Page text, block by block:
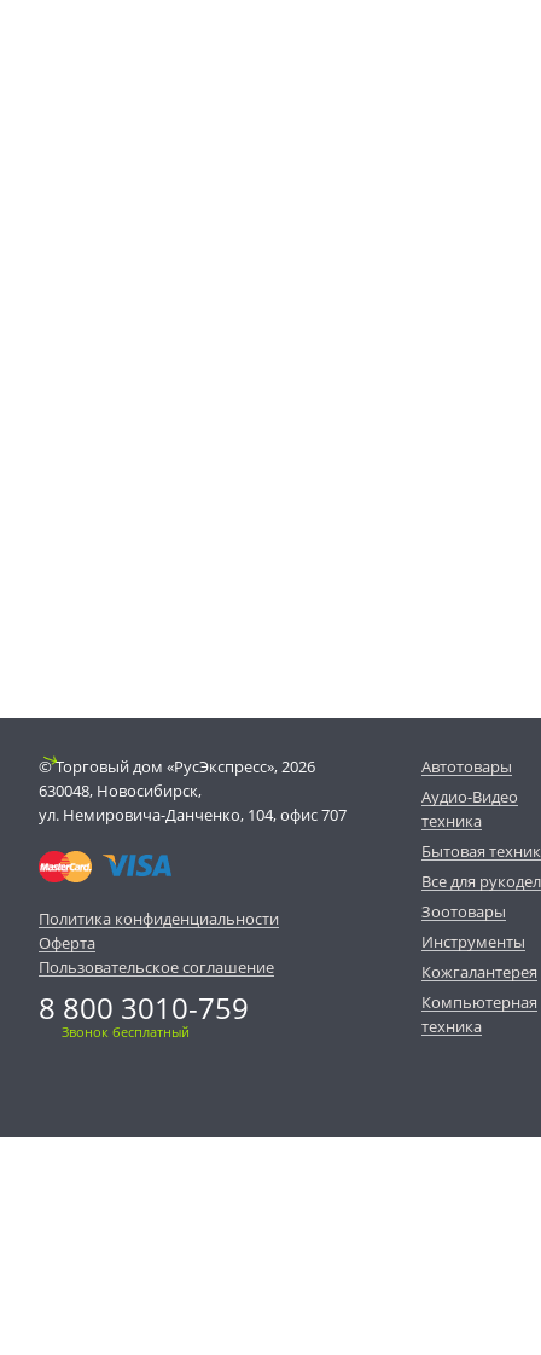
© Торговый дом «РусЭкспресс», 2026
630048, Новосибирск,
ул. Немировича-Данченко, 104, офис 707
Политика конфиденциальности
Оферта
Пользовательское соглашение
8 800 3010-759
Звонок бесплатный
Автотовары
Аудио-Видео
техника
Бытовая
Все для
Зоотовары
Инструменты
Кожгалантерея
Компьютерная
техника